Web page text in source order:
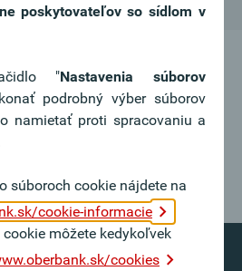
miesta už nie je k
poskytovateľov so sídlom v
"Nastavenia súborov
podrobný výber súborov
namietať proti spracovaniu a
súboroch cookie nájdete na
cookie-informacie
môžete kedykoľvek
cookies